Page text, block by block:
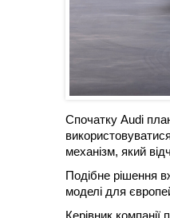
Спочатку Audi
механізм, який
Подібне рішення
моделі для